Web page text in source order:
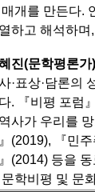
매개를 만든다.
하고 해석하
진(문학평론가)
·표상·담론의
.
『비평 포럼
역사가 우리를
(2019), 『민
(2014) 등을
학비평 및 문